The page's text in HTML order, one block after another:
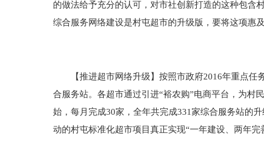
的做法给予充分的认可，对市社创新打造的这种包含
综合服务网络建设是村屯超市的升级版，要将这项惠
【推进超市网络升级】按照市政府2016年重点任
合服务站。各超市通过引进“裕农购”电商平台，为村
始，每月完成30家，全年共完成331家综合服务站的
动的村屯标准化超市项目真正实现“一年建设、两年